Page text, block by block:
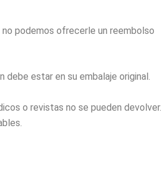
podemos ofrecerle un reembolso
debe estar en su embalaje original.
o revistas no se pueden devolver.